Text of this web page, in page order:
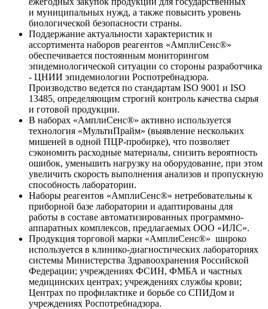
и муниципальных нужд, а также повысить уровень
биологической безопасности страны.
Поддержание актуальности характеристик и
ассортимента наборов реагентов «АмплиСенс®»
обеспечивается постоянным мониторингом
эпидемиологической ситуации со стороны разработчика
- ЦНИИ эпидемиологии Роспотребнадзора.
Производство ведется по стандартам ISO 9001 и ISO
13485, определяющим строгий контроль качества сырья
и готовой продукции.
В наборах «АмплиСенс®» активно используется
технология «МультиПрайм» (выявление нескольких
мишеней в одной ПЦР-пробирке), что позволяет
сэкономить расходные материалы, снизить вероятность
ошибок, уменьшить нагрузку на оборудование, при этом
увеличить скорость выполнения анализов и пропускную
способность лаборатории.
Наборы реагентов «АмплиСенс®» нетребовательны к
приборной базе лаборатории и адаптированы для
работы в составе автоматизированных программно-
аппаратных комплексов, предлагаемых ООО «ИЛС».
Продукция торговой марки «АмплиСенс®» широко
используется в клинико-диагностических лабораториях
системы Министерства Здравоохранения Российской
Федерации; учреждениях ФСИН, ФМБА и частных
медицинских центрах; учреждениях службы крови;
Центрах по профилактике и борьбе со СПИДом и
учреждениях Роспотребнадзора.